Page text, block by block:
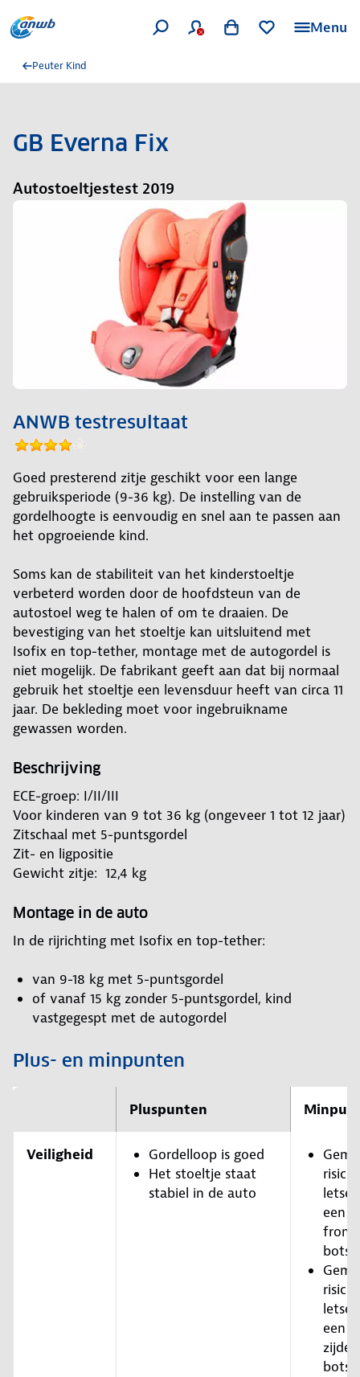
Menu
Peuter Kind
GB Everna Fix
Autostoeltjestest 2019
ANWB testresultaat
Goed presterend zitje geschikt voor een lange
gebruiksperiode (9-36 kg). De instelling van de
gordelhoogte is eenvoudig en snel aan te passen aan
het opgroeiende kind.
Soms kan de stabiliteit van het kinderstoeltje
verbeterd worden door de hoofdsteun van de
autostoel weg te halen of om te draaien. De
bevestiging van het stoeltje kan uitsluitend met
Isofix en top-tether, montage met de autogordel is
niet mogelijk. De fabrikant geeft aan dat bij normaal
gebruik het stoeltje een levensduur heeft van circa 11
jaar. De bekleding moet voor ingebruikname
gewassen worden.
Beschrijving
ECE-groep: I/II/III
Voor kinderen van 9 tot 36 kg (ongeveer 1 tot 12 jaar)
Zitschaal met 5-puntsgordel
Zit- en ligpositie
Gewicht zitje: 12,4 kg
Montage in de auto
In de rijrichting met Isofix en top-tether:
van 9-18 kg met 5-puntsgordel
of vanaf 15 kg zonder 5-puntsgordel, kind
vastgegespt met de autogordel
Plus- en minpunten
Pluspunten
Veiligheid
Gordelloop is goed
Het stoeltje staat
stabiel in de auto
risico
letsel
een
risico
letsel
een